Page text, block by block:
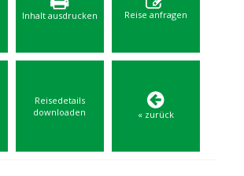
Inhalt ausdrucken Reise anfragen
Reisedetails
downloaden
« zurück